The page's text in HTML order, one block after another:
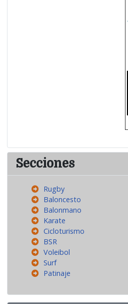
Secciones
Rugby
Baloncesto
Balonmano
Karate
Cicloturismo
BSR
Voleibol
Surf
Patinaje